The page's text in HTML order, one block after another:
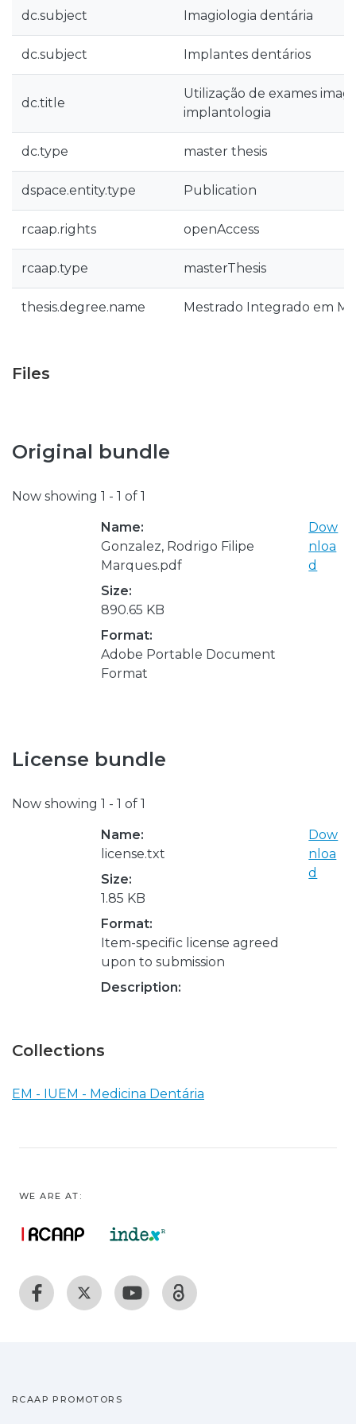
dc.subject Imagiologia dentária
dc.subject Implantes dentários
dc.title
Utilização de exames
implantologia
dc.type master thesis
dspace.entity.type Publication
rcaap.rights openAccess
rcaap.type masterThesis
thesis.degree.name Mestrado Integrado em
Files
Original bundle
Now showing 1 - 1 of 1
Name:
Gonzalez, Rodrigo Filipe
Marques.pdf
Size:
890.65 KB
Format:
Adobe Portable Document
Format
Dow
nloa
d
License bundle
Now showing 1 - 1 of 1
Name:
license.txt
Size:
1.85 KB
Format:
Item-specific license agreed
upon to submission
Description:
Dow
nloa
d
Collections
EM - IUEM - Medicina Dentária
WE ARE AT:
RCAAP PROMOTORS